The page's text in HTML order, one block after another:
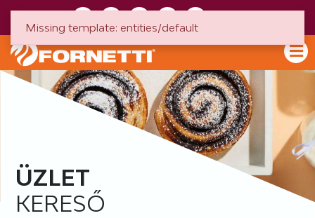
ÜZLET
KERESŐ
Missing template: entities/default